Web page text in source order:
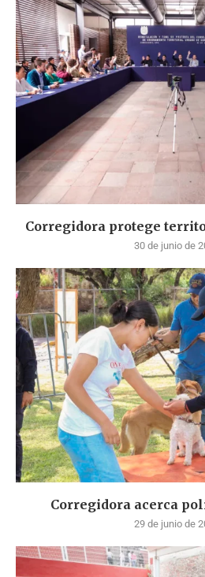
Corregidora protege
30 de junio de
Corregidora acerca
29 de junio de